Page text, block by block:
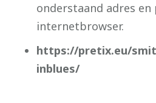
onderstaand adres en
internetbrowser.
https://pretix.eu/
inblues/